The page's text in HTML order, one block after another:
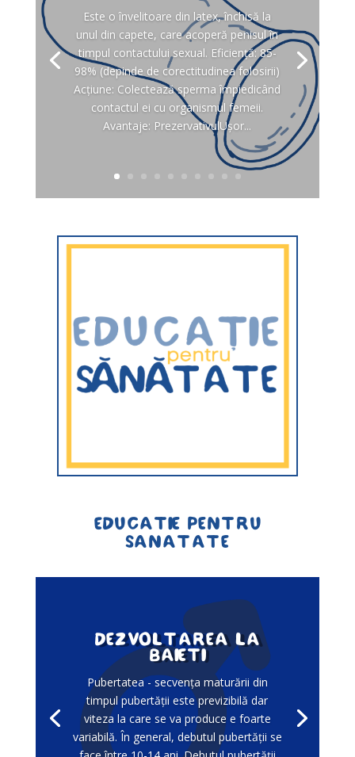
Este o învelitoare din latex, închisă la
unul din capete, care acoperă penisul în
timpul contactului sexual. Eficienţă: 85-
98% (depinde de corectitudinea folosirii)
Acţiune: Colectează sperma împiedicând
contactul ei cu organismul femeii.
Avantaje: PrezervativulUşor...
Educatie pentru
sanatate
Dezvoltarea la
Baieti
Pubertatea - secvenţa maturării din
timpul pubertăţii este previzibilă dar
viteza la care se va produce e foarte
variabilă. În general, debutul pubertăţii se